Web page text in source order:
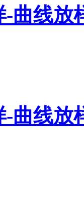
曲线放
-曲线放